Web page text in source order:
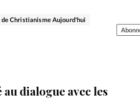
de Christianisme Aujourd'hui
au dialogue avec les